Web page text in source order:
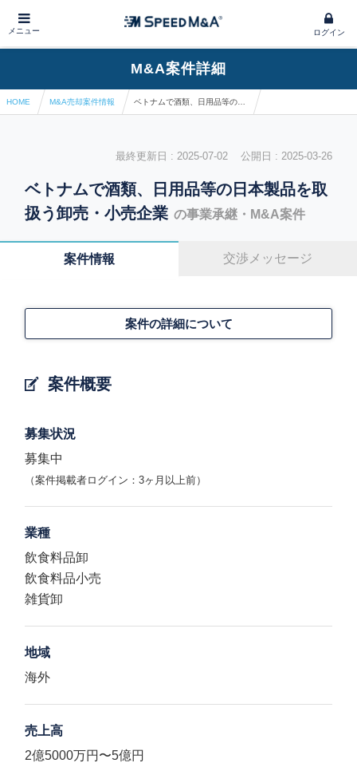
メニュー ログイン
M&A案件詳細
HOME M&A売却案件情報
最終更新日 : 2025-07-02 公開日 : 2025-03-26
ベトナムで酒類、日用品等の日本製品を取
扱う卸売・小売企業 の事業承継・M&A案件
案件情報 交渉メッセージ
案件概要
案件の詳細について
募集状況
募集中
（案件掲載者ログイン：3ヶ月以上前）
業種
飲食料品卸
飲食料品小売
雑貨卸
地域
海外
売上高
2億5000万円〜5億円